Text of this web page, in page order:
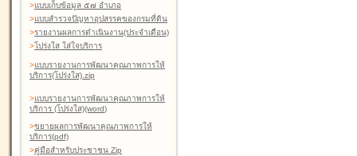
>แบบเก็บข้อมูล ๕๗ อำเภอ
>แบบสำรวจปัญหาอุปสรรคของกรมที่ดิน
>รายงานผลการดำเนินงาน(ประจำเดือน)
>โปร่งใส ใส่ใจบริการ
>แบบรายงานการพัฒนาคุณภาพการให้
บริการ(โปร่งใส).zip
>แบบรายงานการพัฒนาคุณภาพการให้
บริการ (โปร่งใส)(word)
>ขยายผลการพัฒนาคุณภาพการให้
บริการ(pdf)
>คู่มือสำหรับประชาชน Zip